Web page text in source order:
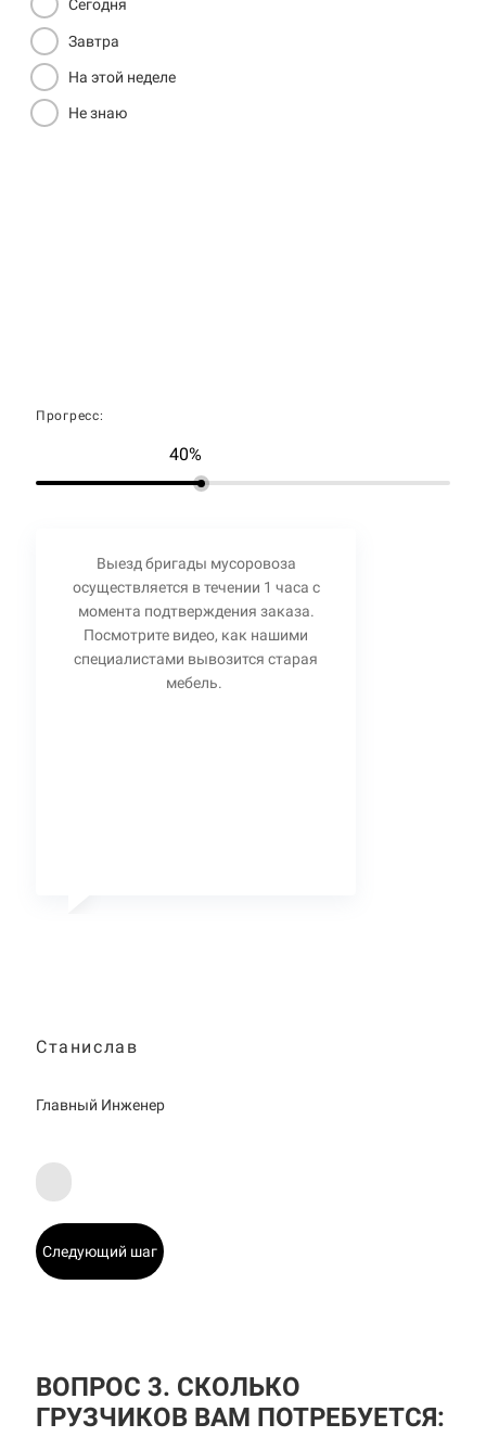
Сегодня
Завтра
На этой неделе
Не знаю
Прогресс:
40%
Выезд бригады мусоровоза
осуществляется в течении 1 часа с
момента подтверждения заказа.
Посмотрите видео, как нашими
специалистами вывозится старая
мебель.
Станислав
Главный Инженер
Следующий шаг
ВОПРОС 3. СКОЛЬКО
ГРУЗЧИКОВ ВАМ ПОТРЕБУЕТСЯ: